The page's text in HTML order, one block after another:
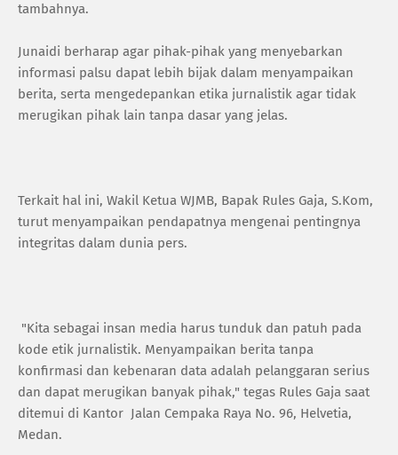
tambahnya.
Junaidi berharap agar pihak-pihak yang menyebarkan
informasi palsu dapat lebih bijak dalam menyampaikan
berita, serta mengedepankan etika jurnalistik agar tidak
merugikan pihak lain tanpa dasar yang jelas.
Terkait hal ini, Wakil Ketua WJMB, Bapak Rules Gaja, S.Kom,
turut menyampaikan pendapatnya mengenai pentingnya
integritas dalam dunia pers.
"Kita sebagai insan media harus tunduk dan patuh pada
kode etik jurnalistik. Menyampaikan berita tanpa
konfirmasi dan kebenaran data adalah pelanggaran serius
dan dapat merugikan banyak pihak," tegas Rules Gaja saat
ditemui di Kantor Jalan Cempaka Raya No. 96, Helvetia,
Medan.